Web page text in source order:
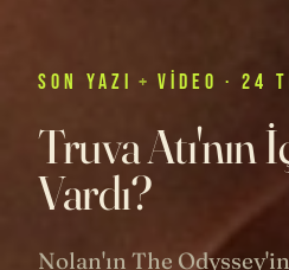
SON YAZI + VIDEO · 24
Truva Atı'nın
Vardı?
Nolan'ın The